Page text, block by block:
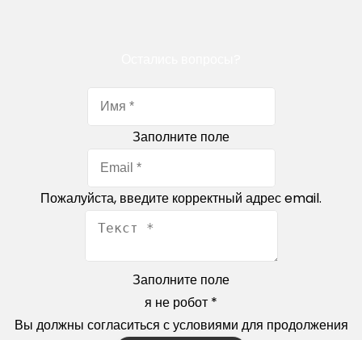
Заполните поле
Пожалуйста, введите корректный адрес email.
Заполните поле
я не робот *
Вы должны согласиться с условиями для продолжения